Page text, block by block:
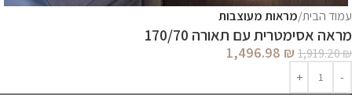
עמוד הבית מראות מעוצבות
מראה אסימטרית עם תאורה 170/70
1,919.20₪
1,496.98 ₪